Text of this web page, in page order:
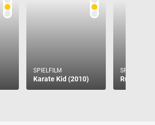
SPIELFILM
Karate Kid (2010)
SPIELFILM
Rush Hour 2